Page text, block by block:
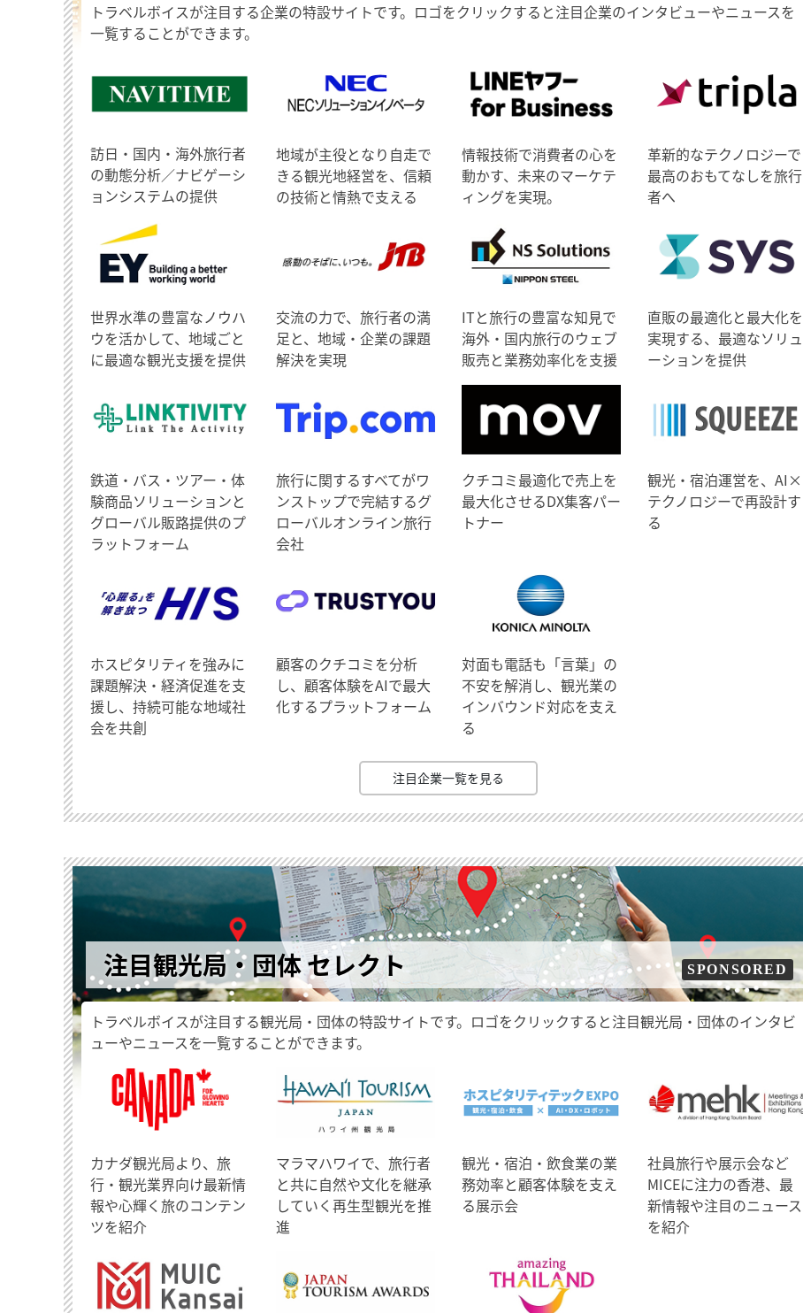
トラベルボイスが注目する企業の特設サイトです。ロゴをクリックすると注目企業のインタビューやニュースを
一覧することができます。
訪日・国内・海外旅行者
の動態分析／ナビゲーシ
ョンシステムの提供
地域が主役となり自走で
きる観光地経営を、信頼
の技術と情熱で支える
情報技術で消費者の心を
動かす、未来のマーケテ
ィングを実現。
革新的なテクノロジーで
最高のおもてなしを旅行
者へ
世界水準の豊富なノウハ
ウを活かして、地域ごと
に最適な観光支援を提供
交流の力で、旅行者の満
足と、地域・企業の課題
解決を実現
ITと旅行の豊富な知見で
海外・国内旅行のウェブ
販売と業務効率化を支援
直販の最適化と最大化を
実現する、最適なソリュ
ーションを提供
鉄道・バス・ツアー・体
験商品ソリューションと
グローバル販路提供のプ
ラットフォーム
旅行に関するすべてがワ
ンストップで完結するグ
ローバルオンライン旅行
会社
クチコミ最適化で売上を
最大化させるDX集客パー
トナー
観光・宿泊運営を、AI×
テクノロジーで再設計す
る
ホスピタリティを強みに
課題解決・経済促進を支
援し、持続可能な地域社
会を共創
顧客のクチコミを分析
し、顧客体験をAIで最大
化するプラットフォーム
対面も電話も「言葉」の
不安を解消し、観光業の
インバウンド対応を支え
る
注目企業一覧を見る
注目観光局・団体 セレクト SPONSORED
トラベルボイスが注目する観光局・団体の特設サイトです。ロゴをクリックすると注目観光局・団体のインタビ
ューやニュースを一覧することができます。
​カナダ観光局より、旅
行・観光業界向け最新情
報や心輝く旅のコンテン
ツを紹介
マラマハワイで、旅行者
と共に自然や文化を継承
していく再生型観光を推
進
観光・宿泊・飲食業の業
務効率と顧客体験を支え
る展示会
社員旅行や展示会など
MICEに注力の香港、最
新情報や注目のニュース
を紹介